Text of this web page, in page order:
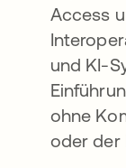
Access
und KI-
ohne
oder der